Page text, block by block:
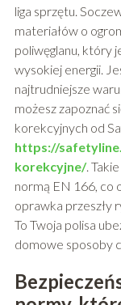
liga sprzętu.
materiałów o
poliwęglanu, który
wysokiej energii.
najtrudniejsze
możesz zapoznać
korekcyjnych od
https://
korekcyjne/.
normą EN 166, co
oprawka przeszły
To Twoja polisa
domowe sposoby